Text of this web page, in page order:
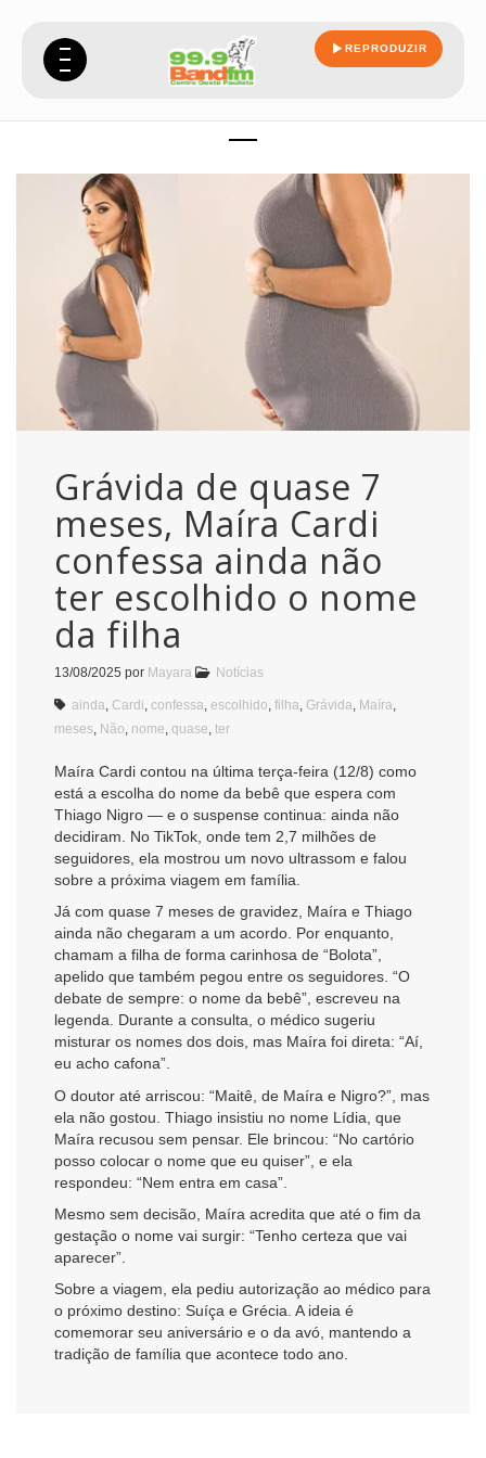
REPRODUZIR
Grávida de quase 7
meses, Maíra Cardi
confessa ainda não
ter escolhido o nome
da filha
13/08/2025 por Mayara Notícias
ainda Cardi confessa escolhido filha Grávida Maíra
meses Não nome quase ter
Maíra Cardi contou na última terça-feira (12/8) como
está a escolha do nome da bebê que espera com
Thiago Nigro — e o suspense continua: ainda não
decidiram. No TikTok, onde tem 2,7 milhões de
seguidores, ela mostrou um novo ultrassom e falou
sobre a próxima viagem em família.
Já com quase 7 meses de gravidez, Maíra e Thiago
ainda não chegaram a um acordo. Por enquanto,
chamam a filha de forma carinhosa de “Bolota”,
apelido que também pegou entre os seguidores. “O
debate de sempre: o nome da bebê”, escreveu na
legenda. Durante a consulta, o médico sugeriu
misturar os nomes dos dois, mas Maíra foi direta: “Aí,
eu acho cafona”.
O doutor até arriscou: “Maitê, de Maíra e Nigro?”, mas
ela não gostou. Thiago insistiu no nome Lídia, que
Maíra recusou sem pensar. Ele brincou: “No cartório
posso colocar o nome que eu quiser”, e ela
respondeu: “Nem entra em casa”.
Mesmo sem decisão, Maíra acredita que até o fim da
gestação o nome vai surgir: “Tenho certeza que vai
aparecer”.
Sobre a viagem, ela pediu autorização ao médico para
o próximo destino: Suíça e Grécia. A ideia é
comemorar seu aniversário e o da avó, mantendo a
tradição de família que acontece todo ano.